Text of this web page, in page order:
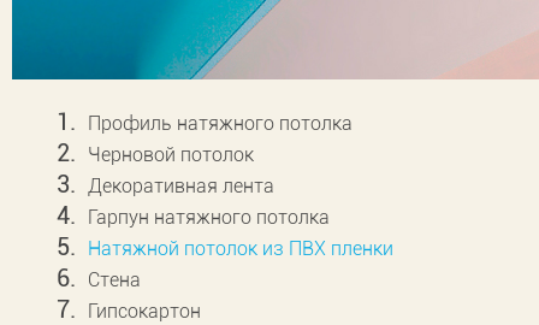
Профиль натяжного потолка
Черновой потолок
Декоративная лента
Гарпун натяжного потолка
Натяжной потолок из ПВХ пленки
Стена
Гипсокартон